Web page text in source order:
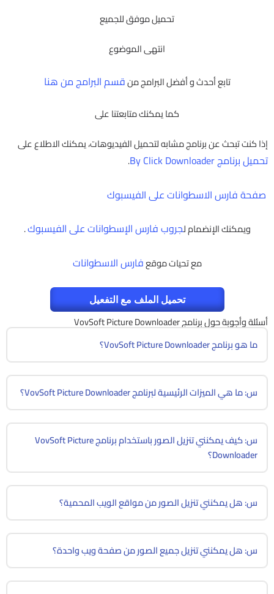
تحميل موفق للجميع
انتهى الموضوع
تابع أحدث و أفضل البرامج منقسم البرامج من هنا
كما يمكنك متابعتنا على
إذا كنت تبحث عن برنامج مشابه لتحميل الفيديوهات، يمكنك الاطلاع على
تحميل برنامج By Click Downloader .
صفحة فارس الاسطوانات على الفيسبوك
ويمكنك الإنضمام لجروب فارس الإسطوانات على الفيسبوك.
مع تحيات موقعفارس الاسطوانات
تحميل الملف مع التفعيل
أسئلة وأجوبة حول برنامج VovSoft Picture Downloader
ما هو برنامج VovSoft Picture Downloader؟
س: ما هي الميزات الرئيسية لبرنامج VovSoft Picture Downloader؟
س: كيف يمكنني تنزيل الصور باستخدام برنامج VovSoft Picture
Downloader؟
س: هل يمكنني تنزيل الصور من مواقع الويب المحمية؟
س: هل يمكنني تنزيل جميع الصور من صفحة ويب واحدة؟